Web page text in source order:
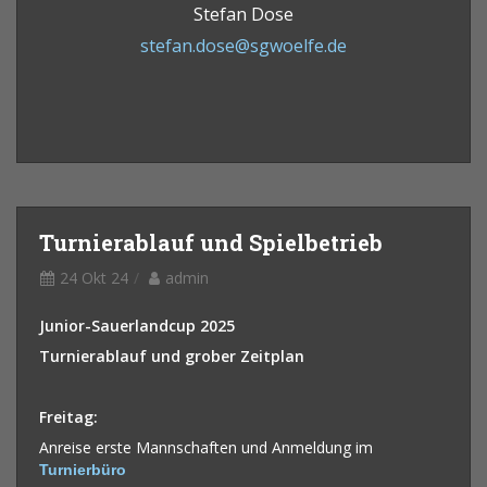
Stefan Dose
stefan.dose@sgwoelfe.de
Turnierablauf und Spielbetrieb
24 Okt 24 admin
Junior-Sauerlandcup 2025
Turnierablauf und grober Zeitplan
Freitag:
Anreise erste Mannschaften und Anmeldung im
Turnierbüro